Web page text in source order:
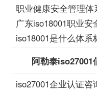
职业健康安全管理体
全管理体系表格
广东iso18001职业
全体系售价
iso18001是什么体
阿勒泰iso27001
iso27001企业认证